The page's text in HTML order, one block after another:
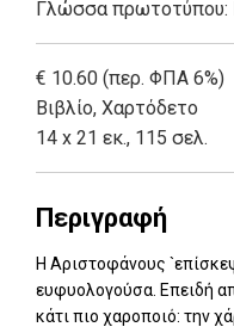
Γλώσσα πρωτοτύπου:
€ 10.60 (περ. ΦΠΑ 6%)
Βιβλίο, Χαρτόδετο
14 x 21 εκ., 115 σελ.
Περιγραφή
Η Αριστοφάνους
ευφυολογούσα. Επειδή
κάτι πιο χαροποιό: την